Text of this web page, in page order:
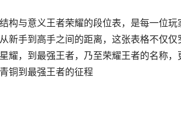
构与意义王者荣耀的段位表，是每一位
新手到高手之间的距离，这张表格不仅
耀，到最强王者，乃至荣耀王者的名称
铜到最强王者的征程